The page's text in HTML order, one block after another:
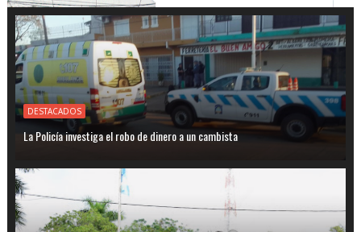
DESTACADOS
La Policía investiga el robo de dinero a un cambista